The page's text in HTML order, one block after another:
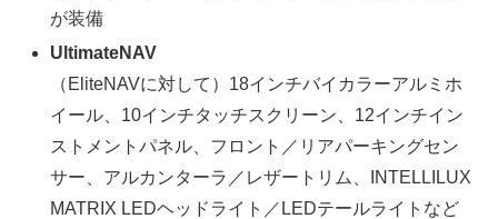
が装備
UltimateNAV
（EliteNAVに対して）18インチバイカラーアルミホ
イール、10インチタッチスクリーン、12インチイン
ストメントパネル、フロント／リアパーキングセン
サー、アルカンターラ／レザートリム、INTELLILUX
MATRIX LEDヘッドライト／LEDテールライトなど